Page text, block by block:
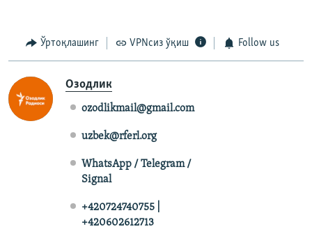
Ўртоқлашинг VPNсиз ўқиш Follow us
Озодлик
ozodlikmail@gmail.com
uzbek@rferl.org
WhatsApp / Telegram /
Signal
+420724740755 |
+420602612713